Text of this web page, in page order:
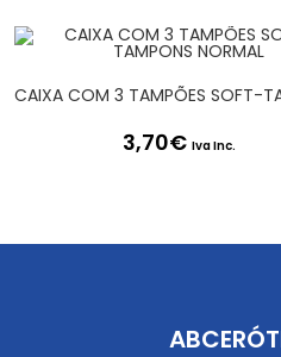
3,70€ Iva Inc.